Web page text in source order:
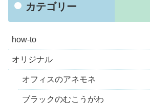
カテゴリー
how-to
オリジナル
オフィスのアネモネ
ブラックのむこうがわ